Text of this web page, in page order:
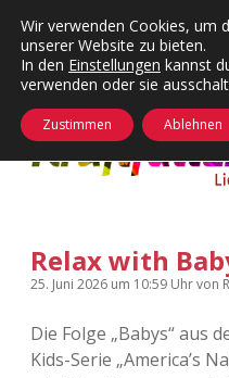
24
Relax with
25. Juni 2026 um 10:59 Uhrvon
Die Folge „Babys“ aus
Kids-Serie „America’s
Wir verwenden Cookies, um
unserer Website zu bieten.
In den Einstellungen kannst
verwenden oder sie
Zustimmen Ablehnen